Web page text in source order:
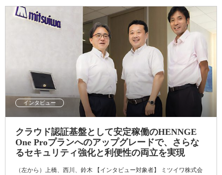
インタビュー
クラウド認証基盤として安定稼働のHENNGE
One Proプランへのアップグレードで、さらな
るセキュリティ強化と利便性の両立を実現
（左から）上橋、西川、鈴木 【インタビュー対象者】 ミツイワ株式会